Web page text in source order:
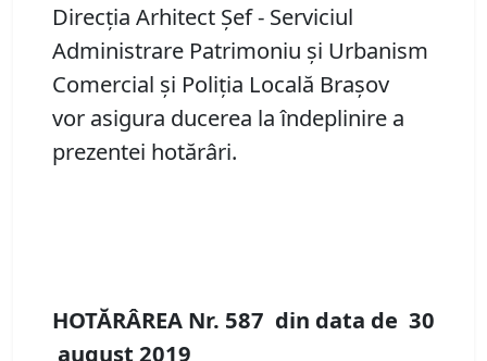
Direcția Arhitect Șef - Serviciul
Administrare Patrimoniu şi Urbanism
Comercial şi Poliţia Locală Braşov
vor asigura ducerea la îndeplinire a
prezentei hotărâri.
HOTĂRÂREA Nr. 587 din data de 30
august2019